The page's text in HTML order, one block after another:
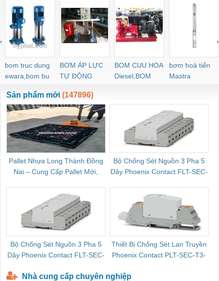
bom truc dung
ewara,bom bu
ewara
BƠM ÁP LỰC
TỰ ĐỘNG
BOM CUU HOA
Diesel,BOM
CHUA CHAY
bơm hoả tiển
Mastra
‹ ›
Sản phẩm mới (147896)
Pallet Nhựa Long Thành Đồng
Nai – Cung Cấp Pallet Mới,
Bộ Chống Sét Nguồn 3 Pha 5
Dây Phoenix Contact FLT-SEC-
Bộ Chống Sét Nguồn 3 Pha 5
Dây Phoenix Contact FLT-SEC-
Thiết Bị Chống Sét Lan Truyền
Phoenix Contact PLT-SEC-T3-
Nhà cung cấp chuyên nghiệp